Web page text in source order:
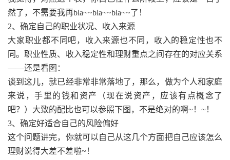
然了，不需要我再bla~~bla~~bla~~了！
2、确定自己的职业状况、收入来源
大家职业都不同吧，收入来源也不同，收入的稳定性也不
同。职业性质、收入稳定性和理财重点之间存在的对应关系
——还是看图：
谈到这儿，就已经非常非常落地了，那么，做为个人和家庭
来说，手里的钱和资产（现在说资产，应该有点概念了
吧？）大致的配比也可以参照下图，不是绝对的啊~！~！
3、确定好适合自己的风险偏好
这个问题讲完，你就可以自己从这几个方面把自己应该怎么
理财说得大差不差啦~！